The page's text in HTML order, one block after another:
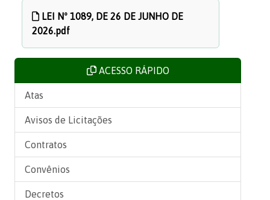
LEI Nº 1089, DE 26 DE JUNHO DE
2026.pdf
ACESSO RÁPIDO
Atas
Avisos de Licitações
Contratos
Convênios
Decretos